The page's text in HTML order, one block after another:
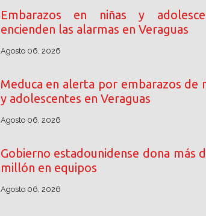
Embarazos en niñas y
encienden las alarmas en Veraguas
Agosto 06, 2026
Meduca en alerta por embarazos de
y adolescentes en Veraguas
Agosto 06, 2026
Gobierno estadounidense dona más
millón en equipos
Agosto 06, 2026